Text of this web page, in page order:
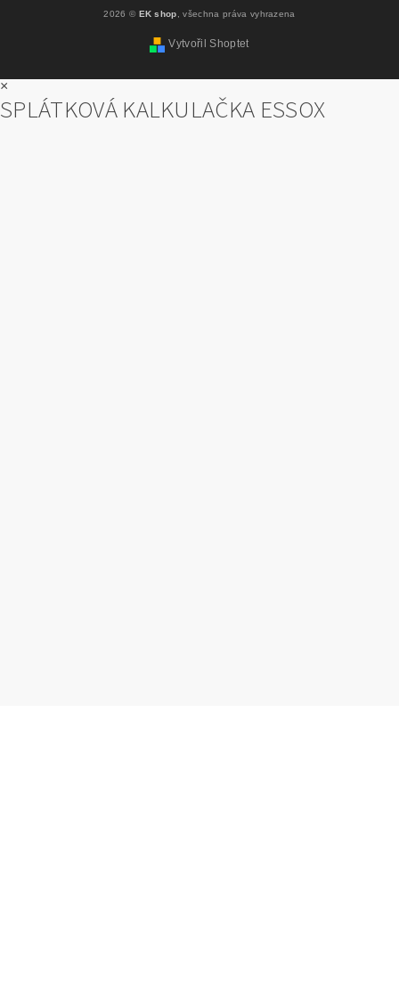
2026 © EK shop , všechna práva vyhrazena
Vytvořil Shoptet
×
SPLÁTKOVÁ KALKULAČKA ESSOX